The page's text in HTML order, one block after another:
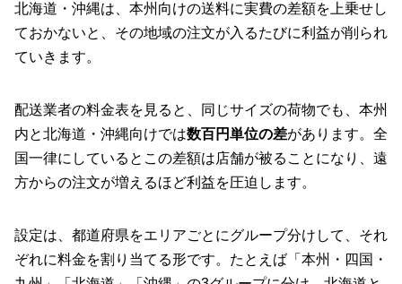
北海道・沖縄は、本州向けの送料に実費の差額を上乗せし
ておかないと、その地域の注文が入るたびに利益が削られ
ていきます。
配送業者の料金表を見ると、同じサイズの荷物でも、本州
内と北海道・沖縄向けでは数百円単位の差があります。全
国一律にしているとこの差額は店舗が被ることになり、遠
方からの注文が増えるほど利益を圧迫します。
設定は、都道府県をエリアごとにグループ分けして、それ
ぞれに料金を割り当てる形です。たとえば「本州・四国・